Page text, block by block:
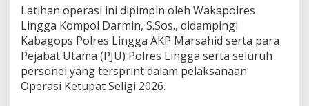
7
H
,
P
o
l
r
Latihan operasi ini dipimpin oleh Wakapolres
Lingga Kompol Darmin, S.Sos., didampingi
Kabagops Polres Lingga AKP Marsahid serta para
Pejabat Utama (PJU) Polres Lingga serta seluruh
personel yang tersprint dalam pelaksanaan
Operasi Ketupat Seligi 2026.